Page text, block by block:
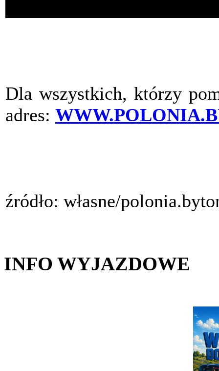
Dla wszystkich, którzy
adres:
źródło: własne/
INFO WYJAZDOWE